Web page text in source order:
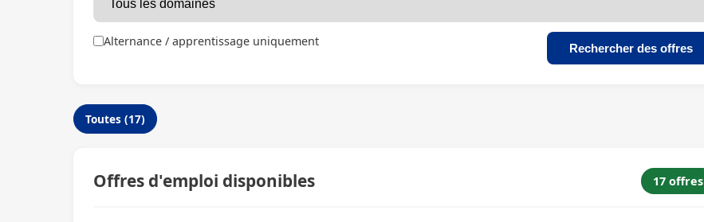
Alternance / apprentissage uniquement Rechercher des offres
Toutes (17)
Offres d'emploi disponibles 17 offres